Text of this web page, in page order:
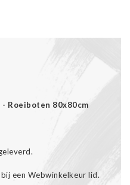
Roeiboten 80x80cm
een Webwinkelkeur lid.